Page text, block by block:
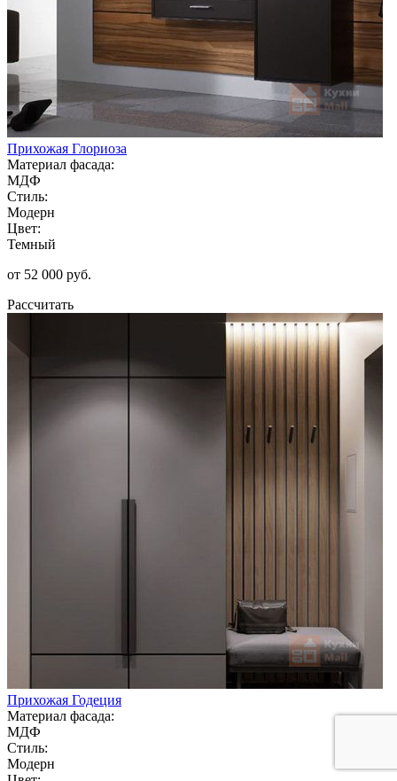
Прихожая Глориоза
Материал фасада:
МДФ
Стиль:
Модерн
Цвет:
Темный
от 52 000 руб.
Рассчитать
Прихожая Годеция
Материал фасада:
МДФ
Стиль:
Модерн